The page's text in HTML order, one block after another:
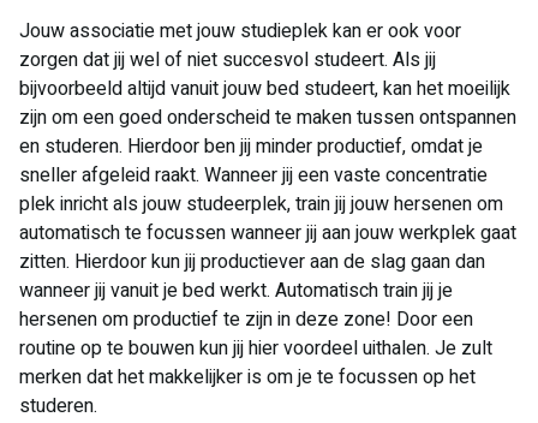
Jouw associatie met jouw studieplek kan er ook voor
zorgen dat jij wel of niet succesvol studeert. Als jij
bijvoorbeeld altijd vanuit jouw bed studeert, kan het moeilijk
zijn om een goed onderscheid te maken tussen ontspannen
en studeren. Hierdoor ben jij minder productief, omdat je
sneller afgeleid raakt. Wanneer jij een vaste concentratie
plek inricht als jouw studeerplek, train jij jouw hersenen om
automatisch te focussen wanneer jij aan jouw werkplek gaat
zitten. Hierdoor kun jij productiever aan de slag gaan dan
wanneer jij vanuit je bed werkt. Automatisch train jij je
hersenen om productief te zijn in deze zone! Door een
routine op te bouwen kun jij hier voordeel uithalen. Je zult
merken dat het makkelijker is om je te focussen op het
studeren.